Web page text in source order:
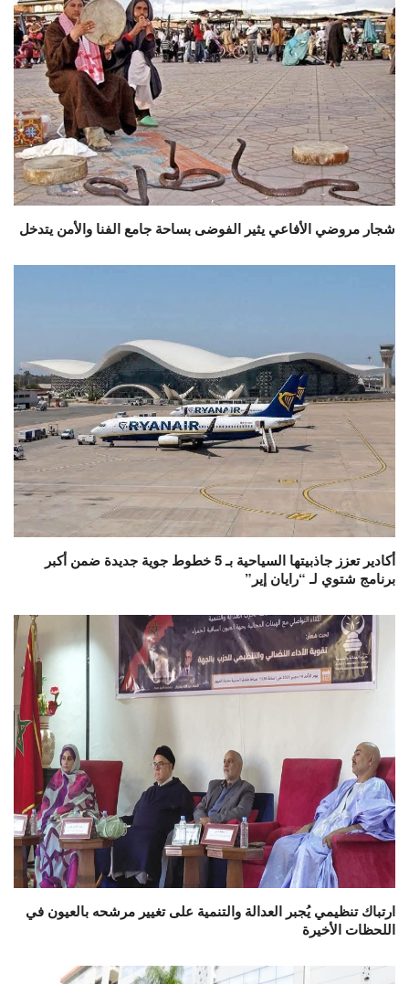
شجار مروضي الأفاعي يثير الفوضى بساحة جامع الفنا والأمن يتدخل
أكادير تعزز جاذبيتها السياحية بـ 5 خطوط جوية جديدة ضمن أكبر
برنامج شتوي لـ “رايان إير”
ارتباك تنظيمي يُجبر العدالة والتنمية على تغيير مرشحه بالعيون في
اللحظات الأخيرة